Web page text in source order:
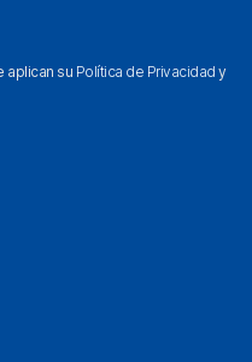
aplican su Política de Privacidad y